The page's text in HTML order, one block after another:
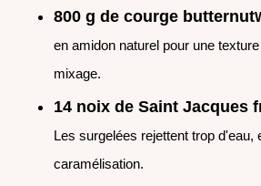
800 g de courge butternut
en amidon naturel pour une
mixage.
14 noix de Saint Jacques
Les surgelées rejettent trop d'eau,
caramélisation.